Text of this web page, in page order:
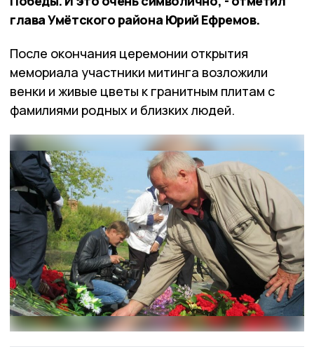
глава Умётского района Юрий Ефремов.
После окончания церемонии открытия
мемориала участники митинга возложили
венки и живые цветы к гранитным плитам с
фамилиями родных и близких людей.